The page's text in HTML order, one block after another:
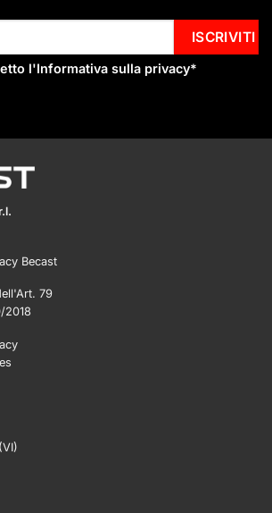
l'Informativa sulla privacy*
Becast
79
2018